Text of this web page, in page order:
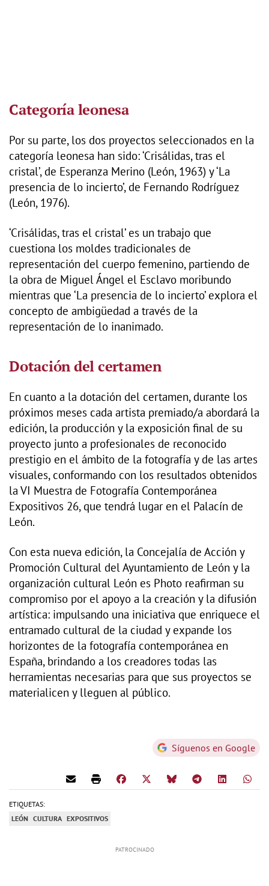
Categoría leonesa
Por su parte, los dos proyectos seleccionados en la
categoría leonesa han sido: ‘Crisálidas, tras el
cristal’, de Esperanza Merino (León, 1963) y ‘La
presencia de lo incierto’, de Fernando Rodríguez
(León, 1976).
‘Crisálidas, tras el cristal’ es un trabajo que
cuestiona los moldes tradicionales de
representación del cuerpo femenino, partiendo de
la obra de Miguel Ángel el Esclavo moribundo
mientras que ‘La presencia de lo incierto’ explora el
concepto de ambigüedad a través de la
representación de lo inanimado.
Dotación del certamen
En cuanto a la dotación del certamen, durante los
próximos meses cada artista premiado/a abordará la
edición, la producción y la exposición final de su
proyecto junto a profesionales de reconocido
prestigio en el ámbito de la fotografía y de las artes
visuales, conformando con los resultados obtenidos
la VI Muestra de Fotografía Contemporánea
Expositivos 26, que tendrá lugar en el Palacín de
León.
Con esta nueva edición, la Concejalía de Acción y
Promoción Cultural del Ayuntamiento de León y la
organización cultural León es Photo reafirman su
compromiso por el apoyo a la creación y la difusión
artística: impulsando una iniciativa que enriquece el
entramado cultural de la ciudad y expande los
horizontes de la fotografía contemporánea en
España, brindando a los creadores todas las
herramientas necesarias para que sus proyectos se
materialicen y lleguen al público.
Síguenos en Google
ETIQUETAS:
LEÓN CULTURA EXPOSITIVOS